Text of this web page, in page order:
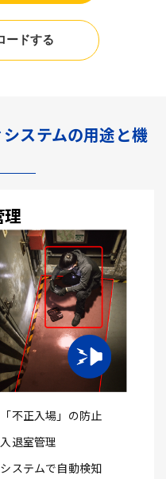
ードする
ステムの用途と機
理
不正入場」の防止
退室管理
ステムで自動検知